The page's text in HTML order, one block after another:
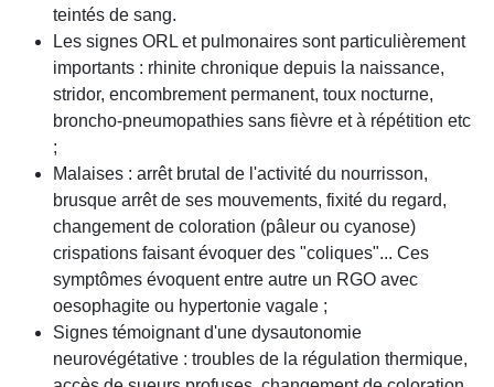
teintés de sang.
Les signes ORL et pulmonaires sont particulièrement
importants : rhinite chronique depuis la naissance,
stridor, encombrement permanent, toux nocturne,
broncho-pneumopathies sans fièvre et à répétition etc
;
Malaises : arrêt brutal de l'activité du nourrisson,
brusque arrêt de ses mouvements, fixité du regard,
changement de coloration (pâleur ou cyanose)
crispations faisant évoquer des "coliques"... Ces
symptômes évoquent entre autre un RGO avec
oesophagite ou hypertonie vagale ;
Signes témoignant d'une dysautonomie
neurovégétative : troubles de la régulation thermique,